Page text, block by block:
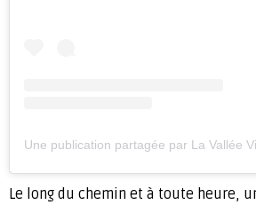
Une publication partagée par La Vallée
Le long du chemin et à toute heure,